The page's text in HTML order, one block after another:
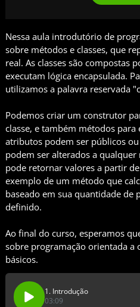
Nessa aula introdutório de
sobre métodos e classes, que
real. As classes são compostas
executam lógica encapsulada.
utilizamos a palavra reservada
Podemos criar um construtor
classe, e também métodos para
atributos podem ser públicos
podem ser alterados a
pode retornar valores a partir
exemplo de um método que
baseado em sua quantidade de
definido.
Ao final do curso, esperamos
sobre programação orientada a
básicos.
1. Introdução
03:09